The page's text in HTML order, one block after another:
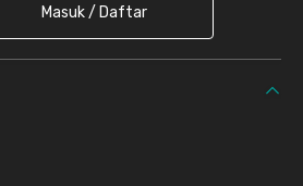
Masuk / Daftar